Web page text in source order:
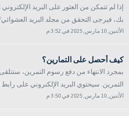
إذا لم تتمكن من العثور على البريد
بك، فيرجى التحقق من مجلد البريد
الأثنين, 10 مارس, 2025 في 3:52 م
كيف أحصل على التمارين؟
بمجرد الانتهاء من دفع رسوم التمرين،
التمرين. سيحتوي البريد الإلكتروني على
الأثنين, 10 مارس, 2025 في 3:50 م